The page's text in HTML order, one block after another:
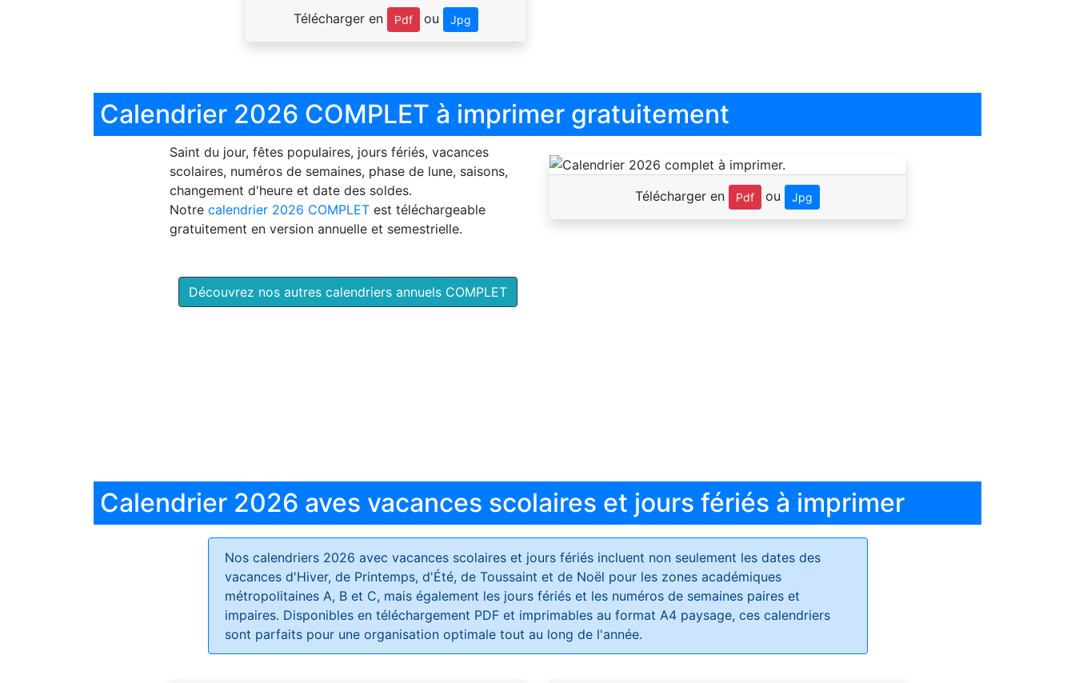
Télécharger en Pdf ou Jpg
Calendrier 2026 COMPLET à imprimer gratuitement
Saint du jour, fêtes populaires, jours fériés, vacances
scolaires, numéros de semaines, phase de lune, saisons,
changement d'heure et date des soldes.
Notre calendrier 2026 COMPLET est téléchargeable
gratuitement en version annuelle et semestrielle.
Découvrez nos autres calendriers annuels COMPLET
Télécharger en Pdf ou Jpg
Calendrier 2026 aves vacances scolaires et jours fériés à imprimer
Nos calendriers 2026 avec vacances scolaires et jours fériésincluent non seulement les dates des
vacances d'Hiver, de Printemps, d'Été, de Toussaint et de Noël pour les zones académiques
métropolitaines A, B et C, mais également les jours fériés et les numéros de semaines paires et
impaires. Disponibles en téléchargement PDF et imprimables au format A4 paysage, ces calendriers
sont parfaits pour une organisation optimale tout au long de l'année.